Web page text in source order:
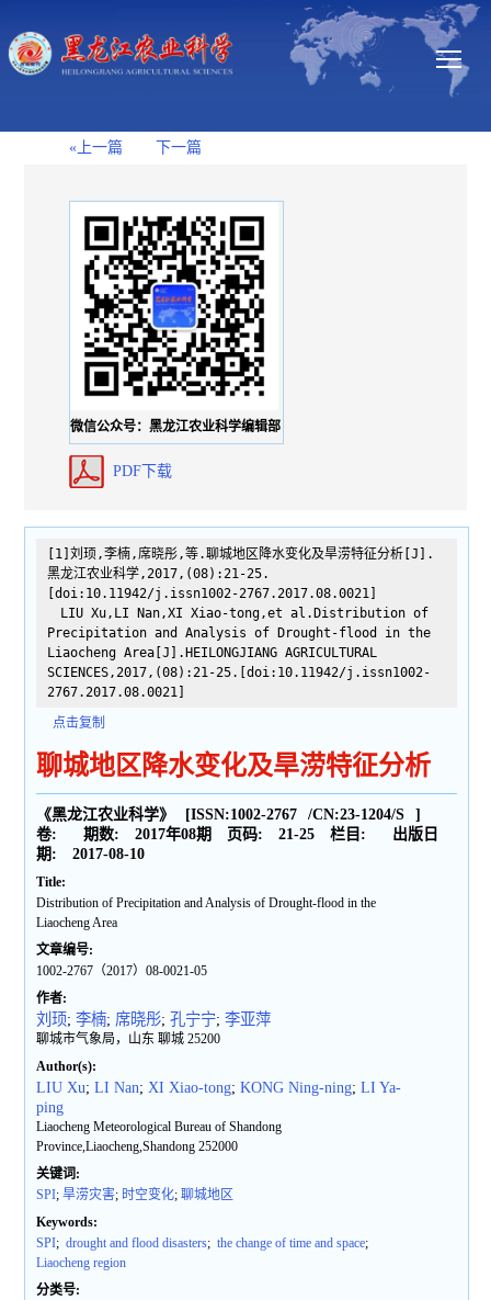
«上一篇 下一篇
微信公众号：黑龙江农业科学编辑部
PDF下载
[1]刘顼,李楠,席晓彤,等.聊城地区降水变化及旱涝特征分析[J].
黑龙江农业科学,2017,(08):21-25.
[doi:10.11942/j.issn1002-2767.2017.08.0021]
LIU Xu,LI Nan,XI Xiao-tong,et al.Distribution of
Precipitation and Analysis of Drought-flood in the
Liaocheng Area[J].HEILONGJIANG AGRICULTURAL
SCIENCES,2017,(08):21-25.[doi:10.11942/j.issn1002-
2767.2017.08.0021]
点击复制
聊城地区降水变化及旱涝特征分析
《黑龙江农业科学》 [ISSN:1002-2767 /CN:23-1204/S
]
卷:
期数: 2017年08期 页码: 21-25 栏目:
出版日
期:
2017-08-10
Title:
Distribution of Precipitation and Analysis of Drought-flood in the
Liaocheng Area
文章编号:
1002-2767（2017）08-0021-05
作者:
刘顼;李楠; 席晓彤;孔宁宁;李亚萍
聊城市气象局，山东 聊城 25200
Author(s):
LIU Xu;LI Nan; XI Xiao-tong;KONG Ning-ning;LI Ya-
ping
Liaocheng Meteorological Bureau of Shandong
Province,Liaocheng,Shandong 252000
关键词:
SPI;旱涝灾害; 时空变化;聊城地区
Keywords:
SPI; drought and flood disasters; the change of time and space;
Liaocheng region
分类号: